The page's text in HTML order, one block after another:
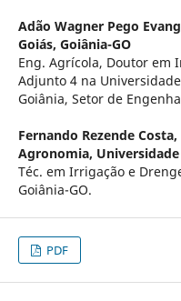
Adão Wagner Pego
Goiás, Goiânia-GO
Eng. Agrícola, Doutor em
Adjunto 4 na Universidade
Goiânia, Setor de
Fernando Rezende Costa,
Agronomia, Universidade
Téc. em Irrigação e
Goiânia-GO.
PDF